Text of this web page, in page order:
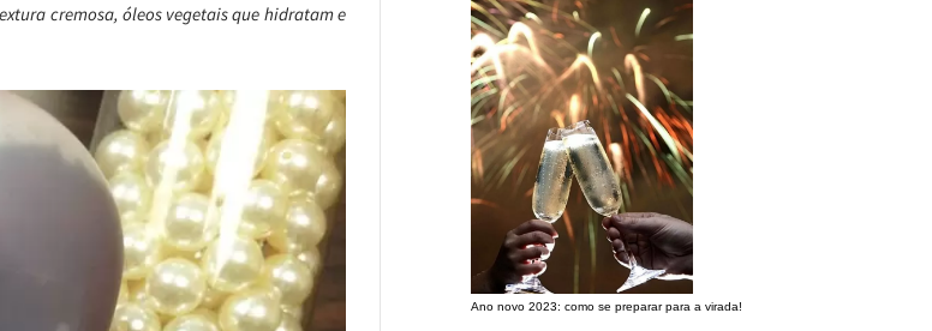
cremosa, óleos vegetais que hidratam e
Ano novo 2023: como se preparar para a virada!